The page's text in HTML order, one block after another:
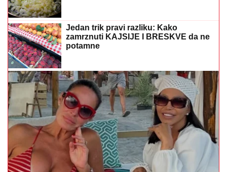
Jedan trik pravi razliku: Kako
zamrznuti KAJSIJE I BRESKVE da ne
potamne